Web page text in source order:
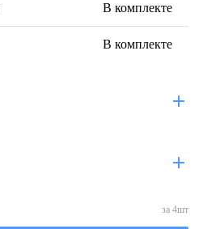
В комплекте
В комплекте
за 4шт